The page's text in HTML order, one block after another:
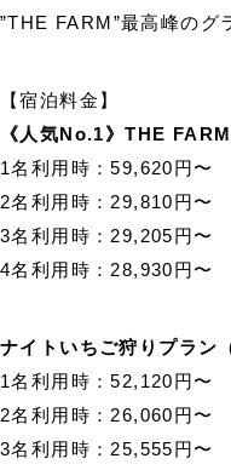
”THE FARM”最高峰のグ
【宿泊料金】
《人気No.1》THE
1名利用時：59,620円〜
2名利用時：29,810円〜
3名利用時：29,205円〜
4名利用時：28,930円〜
ナイトいちご狩りプラン
1名利用時：52,120円〜
2名利用時：26,060円〜
3名利用時：25,555円〜